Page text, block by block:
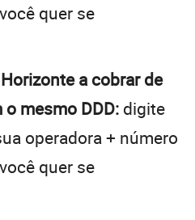
quer se
a cobrar de
mesmo DDD: digite
operadora + número
quer se